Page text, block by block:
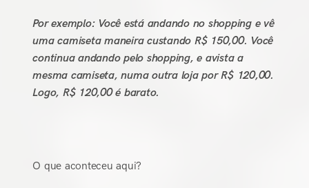
Por exemplo: Você está andando no shopping e vê
uma camiseta maneira custando R$ 150,00. Você
continua andando pelo shopping, e avista a
mesma camiseta, numa outra loja por R$ 120,00.
Logo, R$ 120,00 é barato.
O que aconteceu aqui?